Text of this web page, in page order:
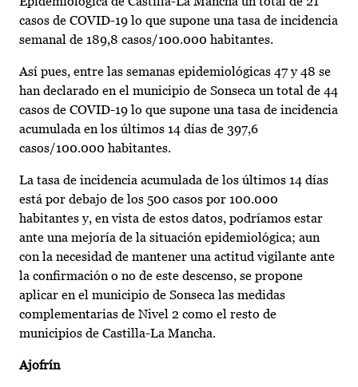
casos de COVID-19 lo que supone una tasa de incidencia
semanal de 189,8 casos/100.000 habitantes.
Así pues, entre las semanas epidemiológicas 47 y 48 se
han declarado en el municipio de Sonseca un total de 44
casos de COVID-19 lo que supone una tasa de incidencia
acumulada en los últimos 14 días de 397,6
casos/100.000 habitantes.
La tasa de incidencia acumulada de los últimos 14 días
está por debajo de los 500 casos por 100.000
habitantes y, en vista de estos datos, podríamos estar
ante una mejoría de la situación epidemiológica; aun
con la necesidad de mantener una actitud vigilante ante
la confirmación o no de este descenso, se propone
aplicar en el municipio de Sonseca las medidas
complementarias de Nivel 2 como el resto de
municipios de Castilla-La Mancha.
Ajofrín